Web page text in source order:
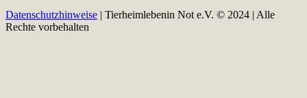
Datenschutzhinweise | Tierheimlebenin Not e.V. © 2024 | Alle
Rechte vorbehalten